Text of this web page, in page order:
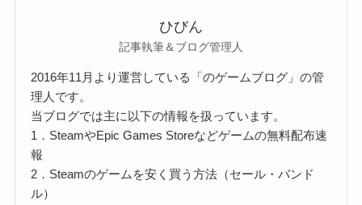
ひびん
記事執筆＆ブログ管理人
2016年11月より運営している「のゲームブログ」の管
理人です。
当ブログでは主に以下の情報を扱っています。
1．SteamやEpic Games Storeなどゲームの無料配布速
報
2．Steamのゲームを安く買う方法（セール・バンド
ル）